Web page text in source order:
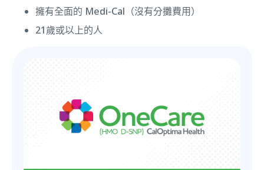
擁有全面的 Medi-Cal（沒有分攤費用）
21歲或以上的人